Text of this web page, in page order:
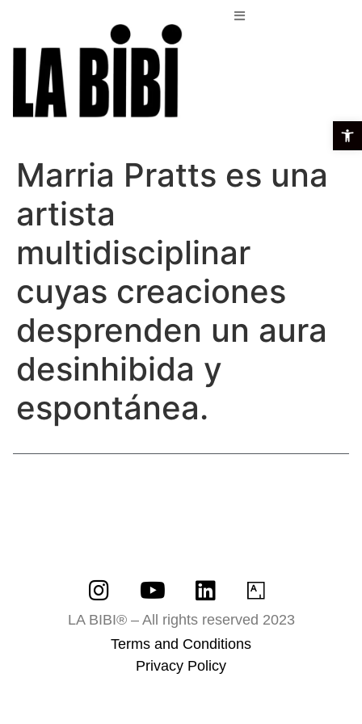
Marria Pratts es una
artista
multidisciplinar
cuyas creaciones
desprenden un aura
desinhibida y
espontánea.
LA BIBI® – All rights reserved 2023
Terms and Conditions
Privacy Policy